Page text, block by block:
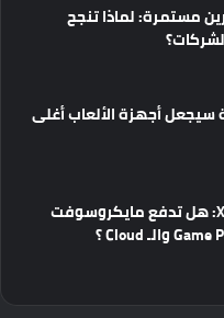
مستمرة: لماذا تنجح
أجهزة الألعاب أغلى
ارتفاع أسعار Xbox: هل تدفع مايكروسوفت